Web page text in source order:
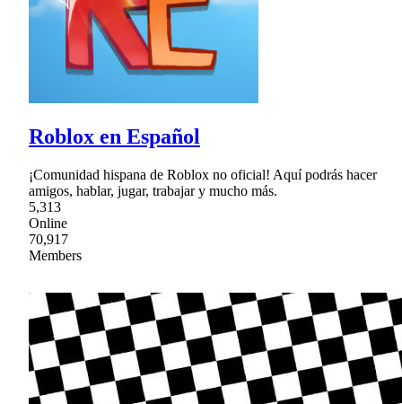
Roblox en Español
¡Comunidad hispana de Roblox no oficial! Aquí podrás hacer
amigos, hablar, jugar, trabajar y mucho más.
5,313
Online
70,917
Members